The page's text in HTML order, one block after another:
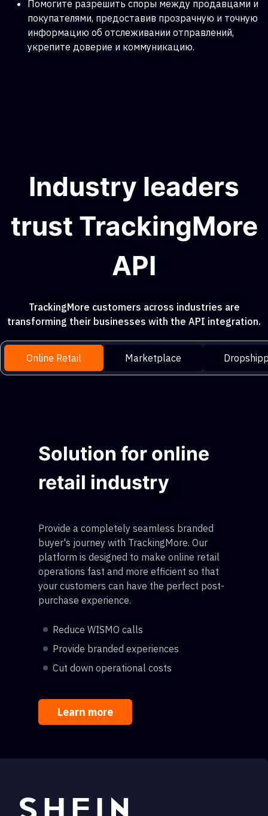
Помогите разрешить споры между продавцами и
покупателями, предоставив прозрачную и точную
информацию об отслеживании отправлений,
укрепите доверие и коммуникацию.
Industry leaders
trust TrackingMore
API
TrackingMore customers across industries are
transforming their businesses with the API integration.
Online Retail Marketplace
Solution for online
retail industry
Provide a completely seamless branded
buyer's journey with TrackingMore. Our
platform is designed to make online retail
operations fast and more efficient so that
your customers can have the perfect post-
purchase experience.
Reduce WISMO calls
Provide branded experiences
Cut down operational costs
Learn more